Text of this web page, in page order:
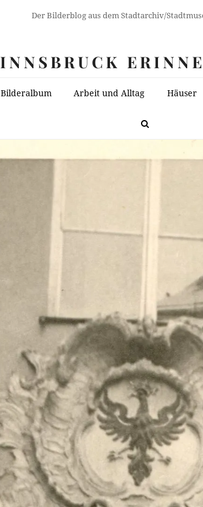
Der Bilderblog aus dem Stadtarchiv/
INNSBRUCK
Bilderalbum Arbeit und Alltag Häuser